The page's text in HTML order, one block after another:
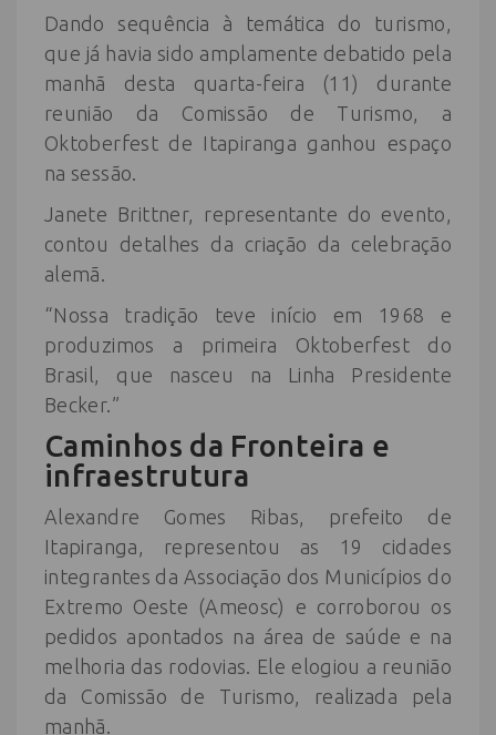
Dando sequência à temática do turismo,
que já havia sido amplamente debatido pela
manhã desta quarta-feira (11) durante
reunião da Comissão de Turismo, a
Oktoberfest de Itapiranga ganhou espaço
na sessão.
Janete Brittner, representante do evento,
contou detalhes da criação da celebração
alemã.
“Nossa tradição teve início em 1968 e
produzimos a primeira Oktoberfest do
Brasil, que nasceu na Linha Presidente
Becker.”
Caminhos da Fronteira e
infraestrutura
Alexandre Gomes Ribas, prefeito de
Itapiranga, representou as 19 cidades
integrantes da Associação dos Municípios do
Extremo Oeste (Ameosc) e corroborou os
pedidos apontados na área de saúde e na
melhoria das rodovias. Ele elogiou a reunião
da Comissão de Turismo, realizada pela
manhã.